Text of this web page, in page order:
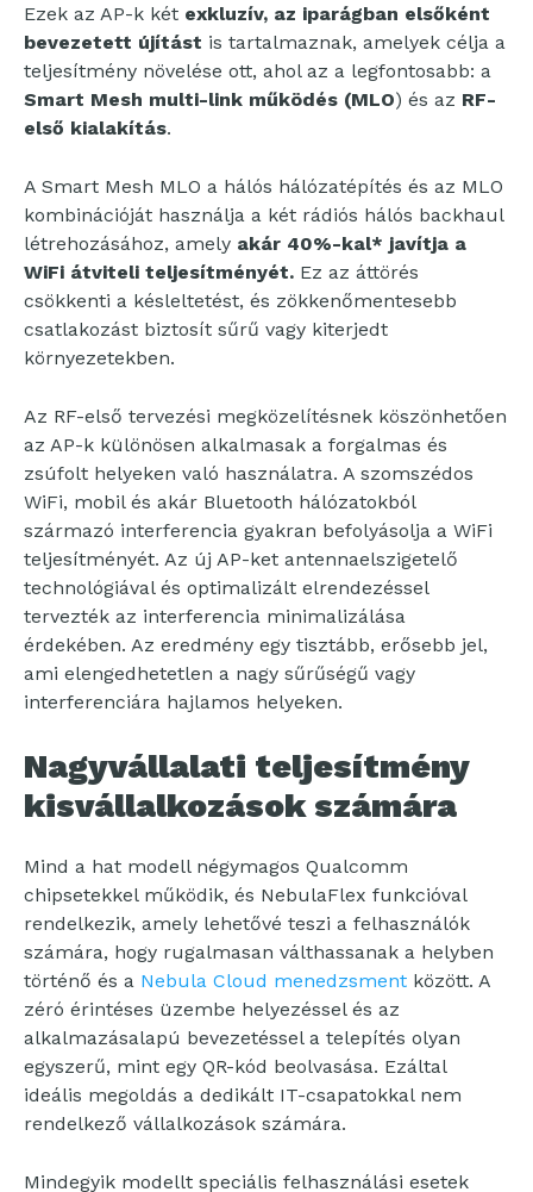
Ezek az AP-k két exkluzív, az iparágban elsőként
bevezetett újítást is tartalmaznak, amelyek célja a
teljesítmény növelése ott, ahol az a legfontosabb: a
Smart Mesh multi-link működés (MLO) és az RF-
első kialakítás.
A Smart Mesh MLO a hálós hálózatépítés és az MLO
kombinációját használja a két rádiós hálós backhaul
létrehozásához, amely akár 40%-kal* javítja a
WiFi átviteli teljesítményét. Ez az áttörés
csökkenti a késleltetést, és zökkenőmentesebb
csatlakozást biztosít sűrű vagy kiterjedt
környezetekben.
Az RF-első tervezési megközelítésnek köszönhetően
az AP-k különösen alkalmasak a forgalmas és
zsúfolt helyeken való használatra. A szomszédos
WiFi, mobil és akár Bluetooth hálózatokból
származó interferencia gyakran befolyásolja a WiFi
teljesítményét. Az új AP-ket antennaelszigetelő
technológiával és optimalizált elrendezéssel
tervezték az interferencia minimalizálása
érdekében. Az eredmény egy tisztább, erősebb jel,
ami elengedhetetlen a nagy sűrűségű vagy
interferenciára hajlamos helyeken.
Nagyvállalati teljesítmény
kisvállalkozások számára
Mind a hat modell négymagos Qualcomm
chipsetekkel működik, és NebulaFlex funkcióval
rendelkezik, amely lehetővé teszi a felhasználók
számára, hogy rugalmasan válthassanak a helyben
történő és a Nebula Cloud menedzsment között. A
zéró érintéses üzembe helyezéssel és az
alkalmazásalapú bevezetéssel a telepítés olyan
egyszerű, mint egy QR-kód beolvasása. Ezáltal
ideális megoldás a dedikált IT-csapatokkal nem
rendelkező vállalkozások számára.
Mindegyik modellt speciális felhasználási esetek